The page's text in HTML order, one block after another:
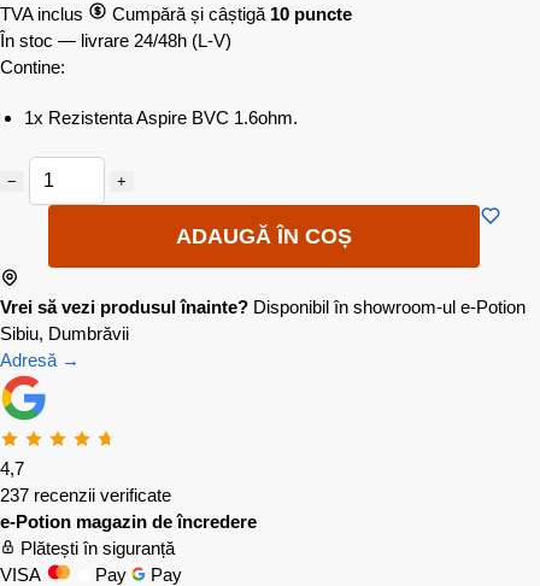
TVA inclus
Cumpără și câștigă 10 puncte
În stoc — livrare 24/48h (L-V)
Contine:
1x Rezistenta Aspire BVC 1.6ohm.
− +
ADAUGĂ ÎN COȘ
Vrei să vezi produsul înainte? Disponibil în showroom-ul e-Potion
Sibiu, Dumbrăvii
Adresă →
4,7
237 recenzii verificate
e-Potion magazin de încredere
Plătești în siguranță
VISA
Pay Pay